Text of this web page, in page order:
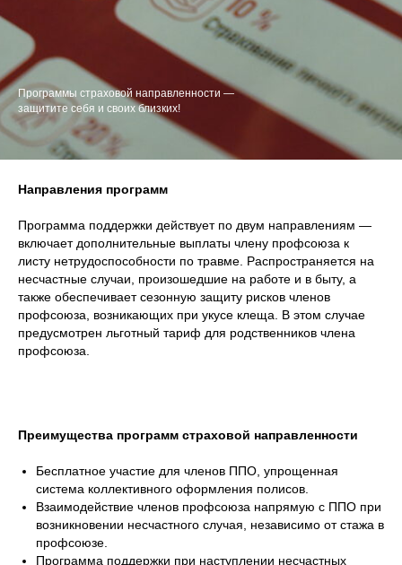
Программы страховой направленности —
защитите себя и своих близких!
Направления программ
Программа поддержки действует по двум направлениям —
включает дополнительные выплаты члену профсоюза к
листу нетрудоспособности по травме. Распространяется на
несчастные случаи, произошедшие на работе и в быту, а
также обеспечивает сезонную защиту рисков членов
профсоюза, возникающих при укусе клеща. В этом случае
предусмотрен льготный тариф для родственников члена
профсоюза.
Преимущества программ страховой направленности
Бесплатное участие для членов ППО, упрощенная
система коллективного оформления полисов.
Взаимодействие членов профсоюза напрямую с ППО при
возникновении несчастного случая, независимо от стажа в
профсоюзе.
Программа поддержки при наступлении несчастных